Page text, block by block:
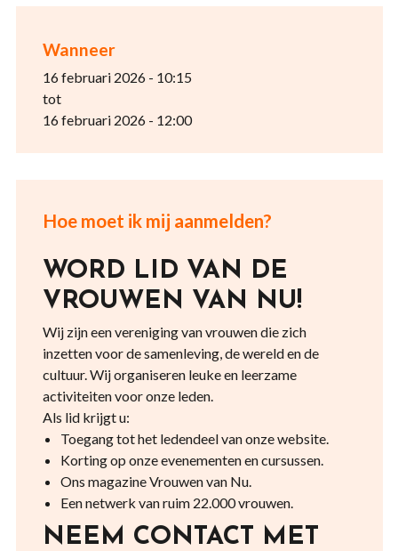
Wanneer
16 februari 2026 - 10:15
tot
16 februari 2026 - 12:00
Hoe moet ik mij aanmelden?
WORD LID VAN DE
VROUWEN VAN NU!
Wij zijn een vereniging van vrouwen die zich
inzetten voor de samenleving, de wereld en de
cultuur. Wij organiseren leuke en leerzame
activiteiten voor onze leden.
Als lid krijgt u:
Toegang tot het ledendeel van onze website.
Korting op onze evenementen en cursussen.
Ons magazine Vrouwen van Nu.
Een netwerk van ruim 22.000 vrouwen.
NEEM CONTACT MET